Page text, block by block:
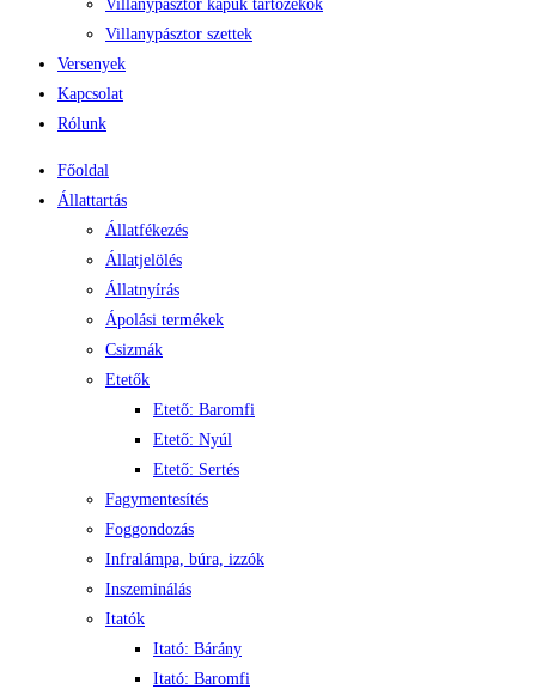
Villanypásztor kapuk tartozékok
Villanypásztor szettek
Versenyek
Kapcsolat
Rólunk
Főoldal
Állattartás
Állatfékezés
Állatjelölés
Állatnyírás
Ápolási termékek
Csizmák
Etetők
Etető: Baromfi
Etető: Nyúl
Etető: Sertés
Fagymentesítés
Foggondozás
Infralámpa, búra, izzók
Inszeminálás
Itatók
Itató: Bárány
Itató: Baromfi